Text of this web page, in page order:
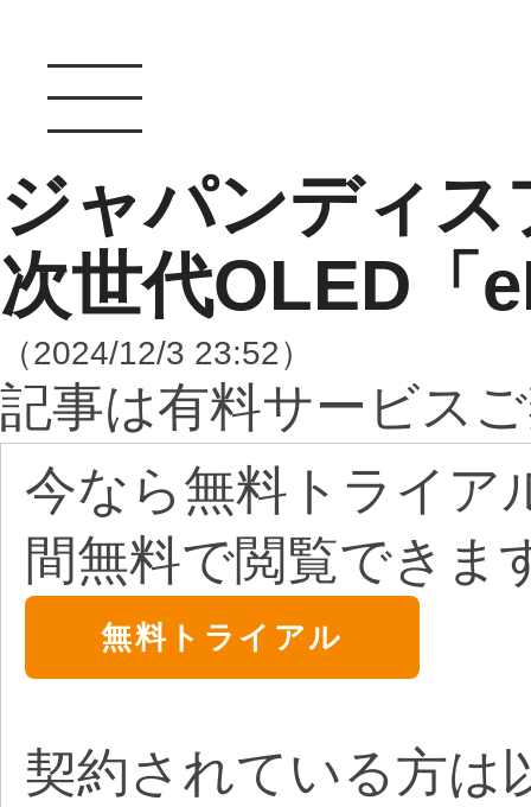
ジャパンディ
次世代OLED「
（2024/12/3 23:52）
記事は有料サービス
今なら無料トライア
間無料で閲覧できま
無料トライアル
契約されている方は